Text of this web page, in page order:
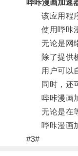
哔咔漫画加速
该应用程序
使用哔咔漫
无论是网络
除了提供极
用户可以自
同时，还可
哔咔漫画加
无论是在等
哔咔漫画加
#3#